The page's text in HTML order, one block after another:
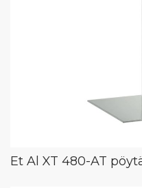
Et Al XT 480-AT